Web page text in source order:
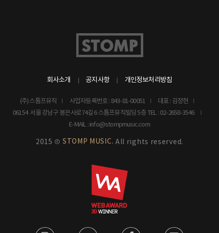
회사소개 공지사항 개인정보처리방침
(주) 스톰프뮤직 사업자등록번호 : 843-81-00051
대표 : 김정현
06154 서울 강남구 봉은사로74길 6 스톰프뮤직빌딩 5층 TEL : 02-2658-3546
E-MAIL : info@stompmusic.com
2015 © STOMP MUSIC. All rights reserved.